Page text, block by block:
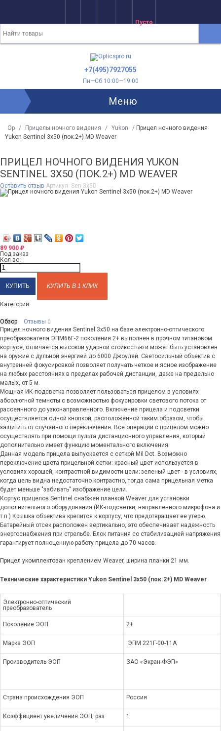
Пусто
+7(495)7927055
Пн—Сб 10:00—19:00
Меню
Op / Прицелы ночного видения / Yukon / Прицел ночного видения
Yukon Sentinel 3x50 (пок.2+) MD Weaver
ПРИЦЕЛ НОЧНОГО ВИДЕНИЯ YUKON
SENTINEL 3X50 (ПОК.2+) MD WEAVER
Оставить отзыв Артикул: Sen-3x50
89 900 ₽
Под заказ
Кол-во:
КУПИТЬ В 1 КЛИК
Категории:
Обзор Отзывы 0
Прицел ночного видения Sentinel 3х50 на базе электронно-оптического
преобразователя ЭПМ66Г-2 поколения 2+ выполнен в прочном титановом
корпусе, отличается высокой ударной стойкостью и может быть установлен
на оружие с дульной энергией до 6000 Джоулей. Светосильный объектив с
внутренней фокусировкой позволяет получать четкое и ясное изображение
на любых расстояниях в пределах рабочей дистанции, даже на предельно
малых, от 5 м.
Мощная ИК-подсветка позволяет пользоваться прицелом в условиях
абсолютной темноты с возможностью фокусировки светового потока от
рассеянного до узконаправленного. Включение прицела и подсветки
осуществляется одной кнопкой, расположенной таким образом, чтобы
защитить от случайного переключения. Все операции с прицелом можно
осуществлять при помощи пульта дистанционного управления, который
дополнительно имеет функцию моментального включения.
Данная модель прицела выпускается с сеткой Mil Dot. Возможно
переключение цвета прицельной сетки: красный цвет используется в
условиях хорошей, контрастной видимости цели; зеленый цвет - в условиях,
когда цель видна недостаточно контрастно, тогда сама прицельная метка
будет меньше "забивать" изображение цели.
Корпус прицелов Sentinel снабжен планкой Weaver для установки
дополнительного оборудования (ИК-подсветки, направленного микрофона и
т.п.) Крышка объектива крепится к корпусу, что предотвращает ее утерю.
Батарейный отсек расположен вертикально, это обеспечивает надежность
энергоснабжения при стрельбе. Блок питания со стабилизацией напряжения
гарантирует полноценную работу прицела до 70 часов.
Прицел укомплектован креплением Weaver, ширина планки 21 мм.
Технические характеристики Yukon Sentinel 3x50 (пок.2+) MD Weaver
Электронно-оптический
преобразователь
Поколение ЭОП 2+
Марка ЭОП ЭПM 221Г-00-11А
Производитель ЭОП ЗАО «Экран-ФЭП»
Страна происхождения ЭОП Россия
Коэффициент увеличения ЭОП, раз 1